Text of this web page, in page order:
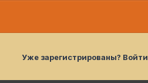
Уже зарегистрированы? Войти